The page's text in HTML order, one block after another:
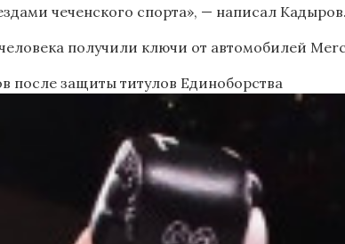
чеченского спорта», — написал Кадыров.
получили ключи от автомобилей
после защиты титулов Единоборства